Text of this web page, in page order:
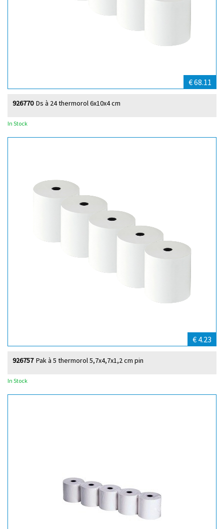
€ 68.11
Ds à 24 thermorol 6x10x4 cm
926770
In Stock
€ 4.23
Pak à 5 thermorol 5,7x4,7x1,2 cm pin
926757
In Stock